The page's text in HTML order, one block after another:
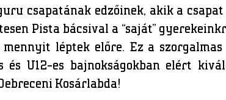
csapatának edzőinek, akik a
Pista bácsival a “saját”
mennyit léptek előre. Ez a
és U12-es bajnokságokban elért
Kosárlabda!